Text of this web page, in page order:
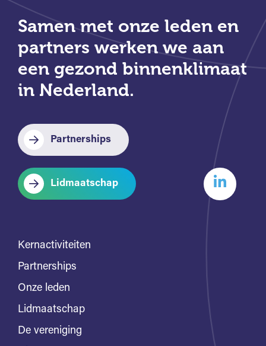
Samen met onze leden en
partners werken we aan
een gezond binnenklimaat
in Nederland.
Partnerships
Lidmaatschap
Kernactiviteiten
Partnerships
Onze leden
Lidmaatschap
De vereniging